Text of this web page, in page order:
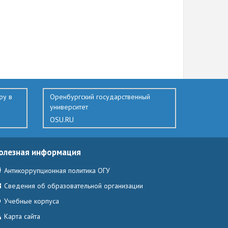
в
Оренбургский государственный
университет
OSU.RU
информация
Антикоррупционная политика ОГУ
Сведения об образовательной организации
Учебные корпуса
Карта сайта